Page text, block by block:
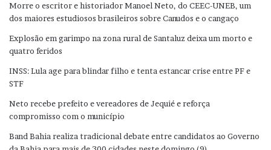
Morre o escritor e historiador Manoel Neto, do CEEC-UNEB, um
dos maiores estudiosos brasileiros sobre Canudos e o cangaço
Explosão em garimpo na zona rural de Santaluz deixa um morto e
quatro feridos
INSS: Lula age para blindar filho e tenta estancar crise entre PF e
STF
Neto recebe prefeito e vereadores de Jequié e reforça
compromisso com o município
Band Bahia realiza tradicional debate entre candidatos ao Governo